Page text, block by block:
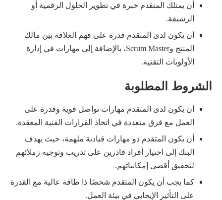
أن يمتلك المتقدم خبرة في تطوير الحلول الرقمية أو
الرشيقة.
أن يكون لدى المتقدم قدرة على فهم العلاقة بين مالك
المنتج وScrum Master، بالإضافة إلى مهارات في إدارة
الأولويات التقنية.
الشروط المطلوبة
أن يكون لدى المتقدم مهارات تواصل قوية وقدرة على
العمل مع فرق متعددة في اتخاذ القرارات الفنية المعقدة.
أن يكون المتقدم ذو مهارات قيادية ملهمة، حيث يهدف
البنك إلى اختيار أفراد قادرين على تدريب وتوجيه زملائهم
لتحقيق أقصى إمكانياتهم.
كما يجب أن يكون المتقدم شخصًا ذا طاقة عالية مع القدرة
على التأثير الإيجابي في بيئة العمل.